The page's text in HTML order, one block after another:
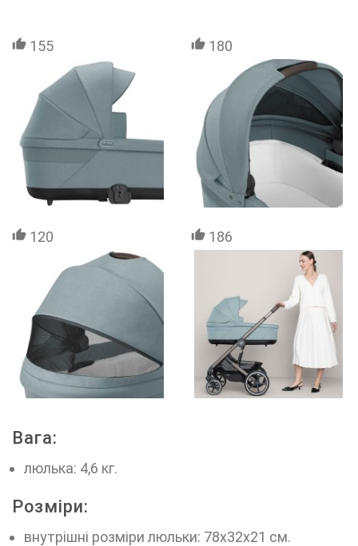
155 180
120 186
Вага:
люлька: 4,6 кг.
Розміри:
внутрішні розміри люльки: 78х32х21 см.